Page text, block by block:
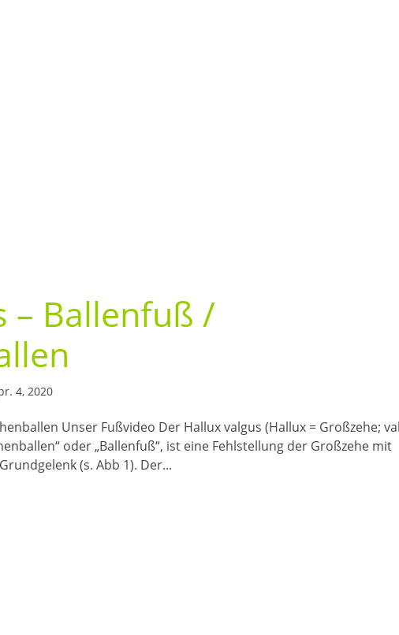
– Ballenfuß /
4, 2020
Unser Fußvideo Der Hallux valgus (Hallux = Großzehe;
oder „Ballenfuß“, ist eine Fehlstellung der Großzehe mit
(s. Abb 1). Der...